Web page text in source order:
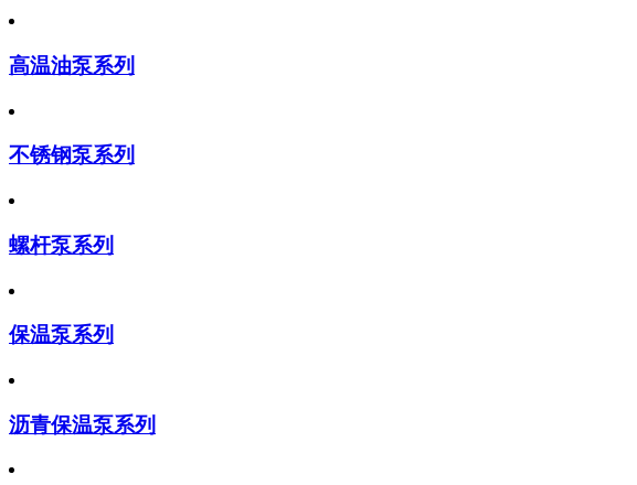
高温油泵系列
不锈钢泵系列
螺杆泵系列
保温泵系列
沥青保温泵系列